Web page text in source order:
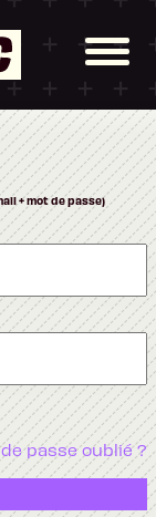
+ mot de passe)
passe oublié ?